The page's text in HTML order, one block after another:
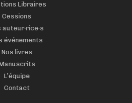
Libraires
Cessions
auteur·rice·s
événements
Nos livres
L’équipe
Contact